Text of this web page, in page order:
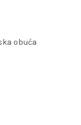
obuća